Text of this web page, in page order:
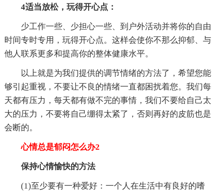
4适当放松，玩得开心点：
少工作一些、少担心一些、到户外活动并将你的自由
时间专时专用，玩得开心点。这样会使你不那么抑郁、与
他人联系更多和提高你的整体健康水平。
以上就是为我们提供的调节情绪的方法了，希望您能
够引起重视，不要让不良的情绪一直都困扰着您。我们每
天都有压力，每天都有做不完的事情，我们不要给自己太
大的压力，不要将自己绷得太紧了，否则再好的皮筋也是
会断的。
心情总是郁闷怎么办2
保持心情愉快的方法
(1)至少要有一种爱好：一个人在生活中有良好的嗜